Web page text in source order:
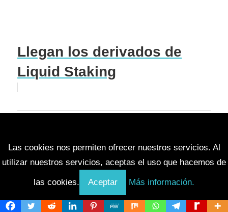
Llegan los derivados de
Liquid Staking
de
entradas
Entrada siguiente
($IPO)
Las cookies nos permiten ofrecer nuestros servicios. Al
utilizar nuestros servicios, aceptas el uso que hacemos de
las cookies. Aceptar Más información.